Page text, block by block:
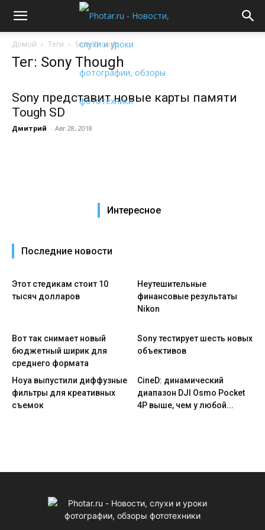
Домой Теги Sony Though
Тег: Sony Though
Sony представит новые карты памяти
Tough SD
Дмитрий - Авг 28, 2018
Интересное
Последние новости
Этот стедикам стоит 10
тысяч долларов
Неутешительные
финансовые результаты
Nikon
Вот так снимает новый
бюджетный ширик для
среднего формата
Sony тестирует шесть новых
объективов
Hoya выпустили диффузные
фильтры для креативных
съемок
CineD: динамический
диапазон DJI Osmo Pocket
4P выше, чем у любой...